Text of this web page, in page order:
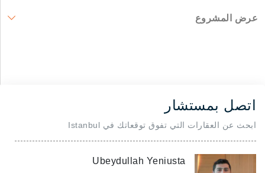
عرض المشروع
اتصل بمستشار
ابحث عن العقارات التي تفوق توقعاتك في Istanbul
Ubeydullah Yeniusta